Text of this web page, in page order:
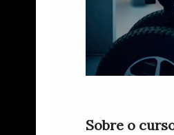
Sobre o